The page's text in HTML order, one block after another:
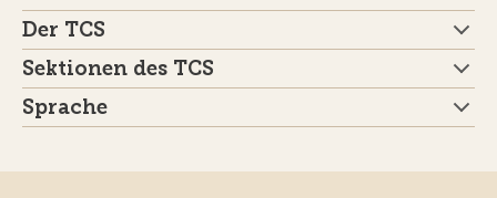
Der TCS
Sektionen des TCS
Sprache